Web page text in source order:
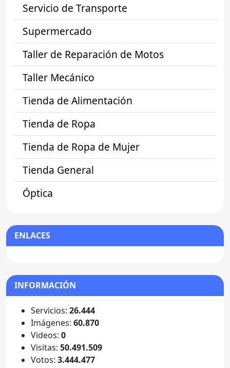
Servicio de Transporte
Supermercado
Taller de Reparación de Motos
Taller Mecánico
Tienda de Alimentación
Tienda de Ropa
Tienda de Ropa de Mujer
Tienda General
Óptica
ENLACES
INFORMACIÓN
Servicios: 26.444
Imágenes: 60.870
Videos: 0
Visitas: 50.491.509
Votos: 3.444.477